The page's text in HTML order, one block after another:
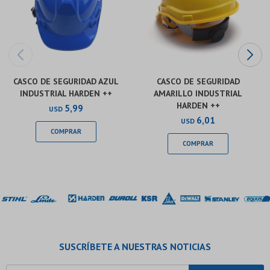
CASCO DE SEGURIDAD AZUL
INDUSTRIAL HARDEN ++
USD 5,99
CASCO DE SEGURIDAD
AMARILLO INDUSTRIAL
HARDEN ++
USD 6,01
SUSCRÍBETE A NUESTRAS NOTICIAS